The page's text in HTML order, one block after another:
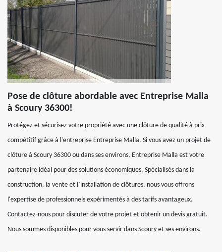
Pose de clôture abordable avec Entreprise Malla
à Scoury 36300!
Protégez et sécurisez votre propriété avec une clôture de qualité à prix
compétitif grâce à l'entreprise Entreprise Malla. Si vous avez un projet de
clôture à Scoury 36300 ou dans ses environs, Entreprise Malla est votre
partenaire idéal pour des solutions économiques. Spécialisés dans la
construction, la vente et l’installation de clôtures, nous vous offrons
l'expertise de professionnels expérimentés à des tarifs avantageux.
Contactez-nous pour discuter de votre projet et obtenir un devis gratuit.
Nous sommes disponibles pour vous servir dans Scoury et ses environs.